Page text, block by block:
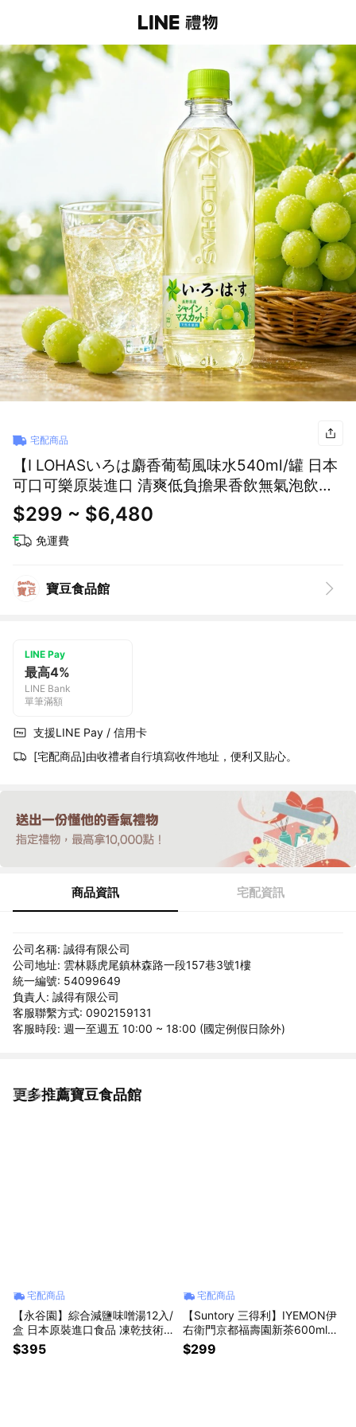
宅配商品
【I LOHASいろは麝香葡萄風味水540ml/罐 日本
可口可樂原裝進口 清爽低負擔果香飲無氣泡飲葡
萄風味飲料水清甜含糖果汁水日本必喝飲料金牛
座禮物 父親節禮物 男友禮物 女友禮物 交換禮物
生日禮物
$299 ~ $6,480
免運費
寶豆食品館
LINE Pay
最高4%
LINE Bank
單筆滿額
支援LINE Pay / 信用卡
[宅配商品]由收禮者自行填寫收件地址，便利又貼心。
商品資訊 宅配資訊
公司名稱: 誠得有限公司
公司地址: 雲林縣虎尾鎮林森路一段157巷3號1樓
統一編號: 54099649
負責人: 誠得有限公司
客服聯繫方式: 0902159131
客服時段: 週一至週五 10:00 ~ 18:00 (國定例假日除外)
更多推薦寶豆食品館
看更多
宅配商品
【永谷園】綜合減鹽味噌湯12入/
盒 日本原裝進口食品 凍乾技術
低鈉減塩 宵夜消夜夜宵 露營野
炊 辦公室下午茶 懶人速食即飲
$395
宅配商品
【Suntory 三得利】IYEMON伊
右衛門京都福壽園新茶600ml日
本原裝進口即飲綠茶無糖綠茶無
糖抹茶綠茶無糖茶無糖飲料日本
$299